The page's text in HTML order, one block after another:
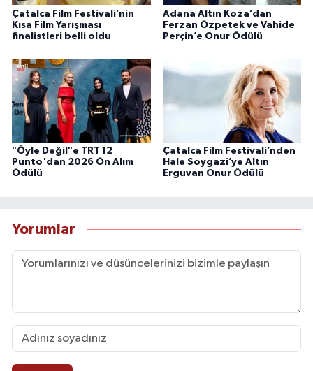
Çatalca Film Festivali’nin
Kısa Film Yarışması
finalistleri belli oldu
Adana Altın Koza’dan
Ferzan Özpetek ve Vahide
Perçin’e Onur Ödülü
"Öyle Değil"e TRT 12
Punto'dan 2026 Ön Alım
Ödülü
Çatalca Film Festivali’nden
Hale Soygazi’ye Altın
Erguvan Onur Ödülü
Yorumlar